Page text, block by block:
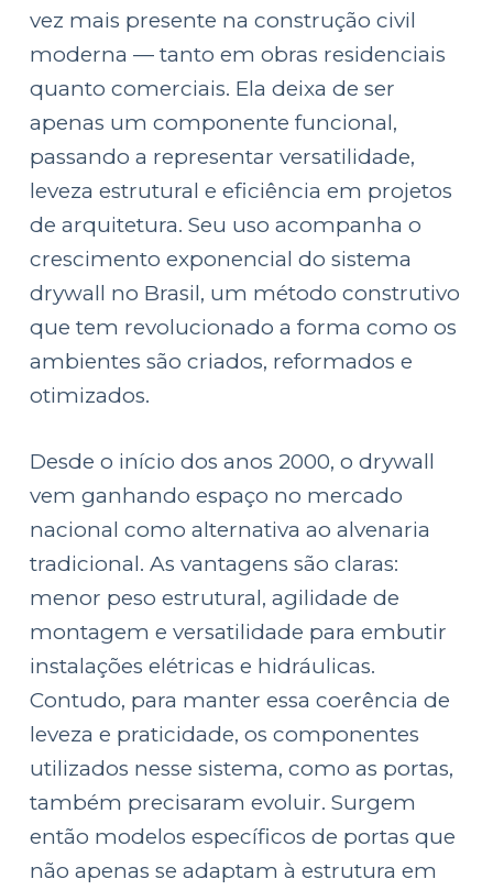
e
ú
d
o
vez mais presente na construção civil
moderna — tanto em obras residenciais
quanto comerciais. Ela deixa de ser
apenas um componente funcional,
passando a representar versatilidade,
leveza estrutural e eficiência em projetos
de arquitetura. Seu uso acompanha o
crescimento exponencial do sistema
drywall no Brasil, um método construtivo
que tem revolucionado a forma como os
ambientes são criados, reformados e
otimizados.
Desde o início dos anos 2000, o drywall
vem ganhando espaço no mercado
nacional como alternativa ao alvenaria
tradicional. As vantagens são claras:
menor peso estrutural, agilidade de
montagem e versatilidade para embutir
instalações elétricas e hidráulicas.
Contudo, para manter essa coerência de
leveza e praticidade, os componentes
utilizados nesse sistema, como as portas,
também precisaram evoluir. Surgem
então modelos específicos de portas que
não apenas se adaptam à estrutura em